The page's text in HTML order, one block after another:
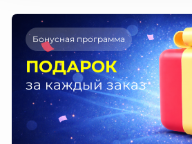
Бонусная программа
ПОДАРОК
за каждый заказ